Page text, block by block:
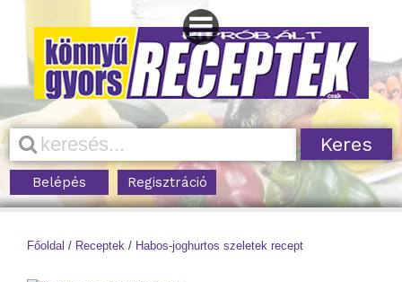
Belépés Regisztráció
Főoldal / Receptek / Habos-joghurtos szeletek recept